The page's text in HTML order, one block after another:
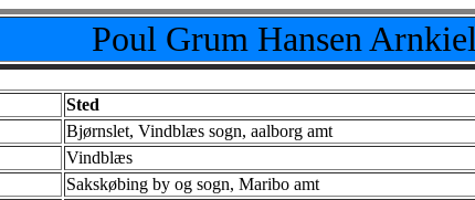
Poul Grum Hansen Arnkiel
Sted
Bjørnslet, Vindblæs sogn, aalborg amt
Vindblæs
Sakskøbing by og sogn, Maribo amt